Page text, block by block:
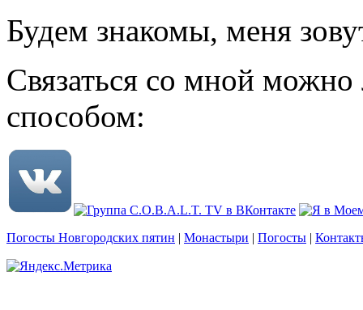
Будем знакомы, меня
Связаться со мной
способом:
Погосты Новгородских пятин | Монастыри | Погосты |